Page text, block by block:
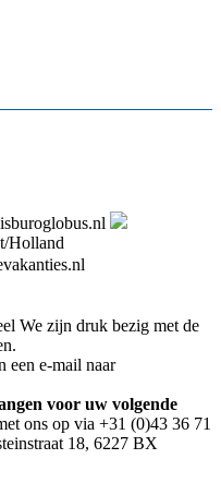
Holland
We zijn druk bezig met de
een e-mail naar
voor uw volgende
ons op via +31 (0)43 36 71
18, 6227 BX